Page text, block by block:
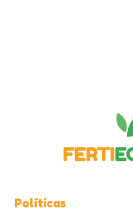
Políticas